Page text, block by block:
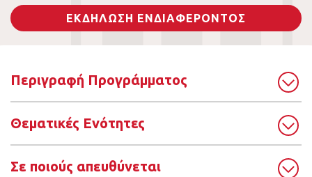
ΕΚΔΗΛΩΣΗ ΕΝΔΙΑΦΕΡΟΝΤΟΣ
Περιγραφή Προγράμματος
Θεματικές Ενότητες
Σε ποιούς απευθύνεται